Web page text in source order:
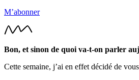
M’abonner
Bon, et sinon de quoi va-t-on parler
Cette semaine, j’ai en effet décidé de